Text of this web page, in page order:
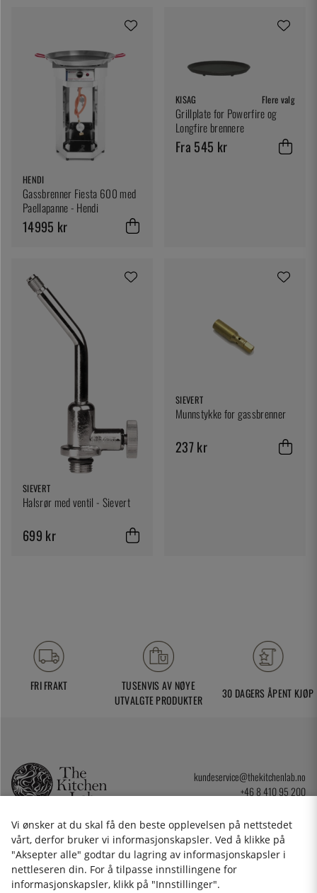
HENDI
Gassbrenner Fiesta 600 med
Paellapanne - Hendi
14995 kr
KISAG Flere valg
Grillplate for Powerfire og
Longfire brennere
Fra 545 kr
SIEVERT
Halsrør med ventil - Sievert
699 kr
SIEVERT
Munnstykke for gassbrenner
237 kr
FRI FRAKT
TUSENVIS AV NØYE
UTVALGTE PRODUKTER
30 DAGERS ÅPENT KJØP
kundeservice@thekitchenlab.no
+46 8 410 95 200
NYHETSBREV
Vi ønsker at du skal få den beste opplevelsen på nettstedet
vårt, derfor bruker vi informasjonskapsler. Ved å klikke på
"Aksepter alle" godtar du lagring av informasjonskapsler i
nettleseren din. For å tilpasse innstillingene for
informasjonskapsler, klikk på "Innstillinger".